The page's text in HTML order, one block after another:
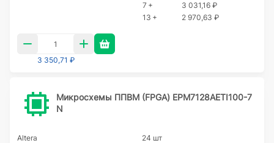
7 +
3 031,16 ₽
13 +
2 970,63 ₽
3 350,71 ₽
Микросхемы ППВМ (FPGA) EPM7128AETI100-7
N
Altera 24 шт